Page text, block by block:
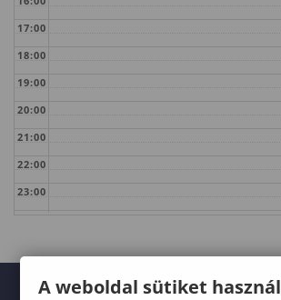
17:00
18:00
19:00
20:00
21:00
22:00
23:00
A weboldal sütiket használ